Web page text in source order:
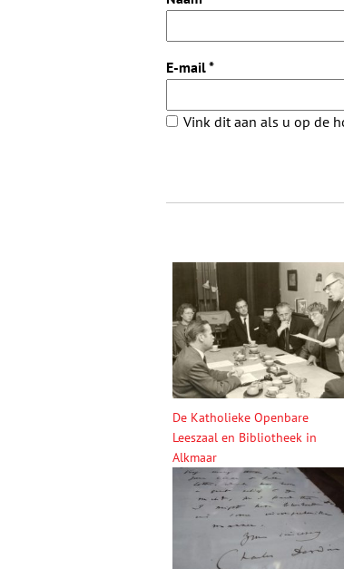
E-mail*
Vink dit aan als u op de
De Katholieke Openbare
Leeszaal en Bibliotheek in
Alkmaar